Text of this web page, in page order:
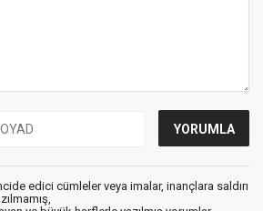
edici cümleler veya imalar, inançlara saldırı